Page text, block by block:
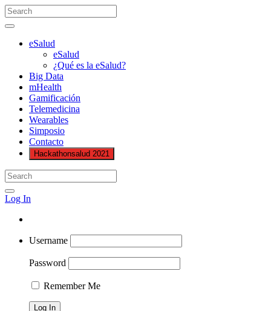
eSalud
eSalud
¿Qué es la eSalud?
Big Data
mHealth
Gamificación
Telemedicina
Wearables
Simposio
Contacto
Hackathonsalud 2021
Log In
Username
Password
Remember Me